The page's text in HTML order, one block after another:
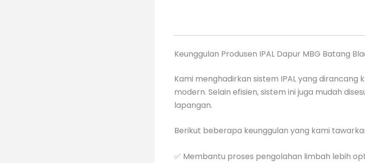
Keunggulan Produsen IPAL Dapur MBG Batang
Kami menghadirkan sistem IPAL yang dirancang
modern. Selain efisien, sistem ini juga mudah
lapangan.
Berikut beberapa keunggulan yang kami
✅ Membantu proses pengolahan limbah lebih